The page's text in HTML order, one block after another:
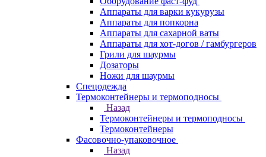
Аппараты для варки кукурузы
Аппараты для попкорна
Аппараты для сахарной ваты
Аппараты для хот-догов / гамбургеров
Грили для шаурмы
Дозаторы
Ножи для шаурмы
Спецодежда
Термоконтейнеры и термоподносы
Назад
Термоконтейнеры и термоподносы
Термоконтейнеры
Фасовочно-упаковочное
Назад